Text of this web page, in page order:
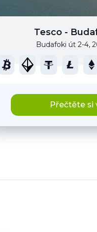
Tesco -
Budafoki út 2-4,
Přečtěte si